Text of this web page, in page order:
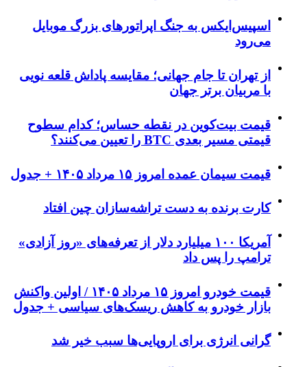
اسپیس‌ایکس به جنگ اپراتورهای بزرگ موبایل
می‌رود
از تهران تا جام جهانی؛ مقایسه پاداش قلعه نویی
با مربیان برتر جهان
قیمت بیت‌کوین در نقطه حساس؛ کدام سطوح
قیمتی مسیر بعدی BTC را تعیین می‌کنند؟
قیمت سیمان عمده امروز ۱۵ مرداد ۱۴۰۵ + جدول
کارت برنده به دست تراشه‌سازان چین افتاد
آمریکا ۱۰۰ میلیارد دلار از تعرفه‌های «روز آزادی»
ترامپ را پس داد
قیمت خودرو امروز ۱۵ مرداد ۱۴۰۵ / اولین واکنش
بازار خودرو به کاهش ریسک‌های سیاسی + جدول
گرانی انرژی برای اروپایی‌ها سبب خیر شد